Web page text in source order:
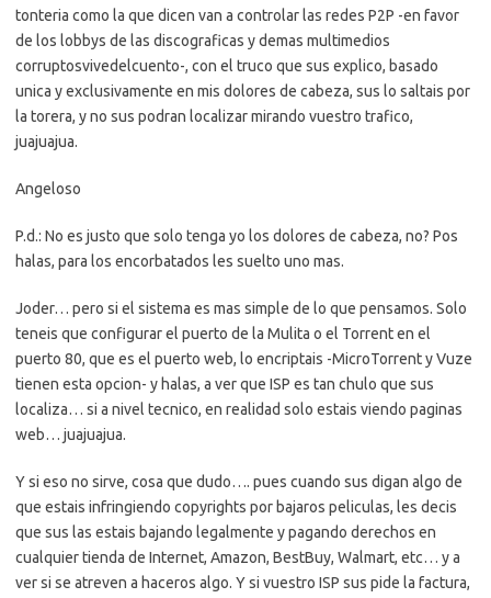
tonteria como la que dicen van a controlar las redes P2P -en favor
de los lobbys de las discograficas y demas multimedios
corruptosvivedelcuento-, con el truco que sus explico, basado
unica y exclusivamente en mis dolores de cabeza, sus lo saltais por
la torera, y no sus podran localizar mirando vuestro trafico,
juajuajua.
Angeloso
P.d.: No es justo que solo tenga yo los dolores de cabeza, no? Pos
halas, para los encorbatados les suelto uno mas.
Joder… pero si el sistema es mas simple de lo que pensamos. Solo
teneis que configurar el puerto de la Mulita o el Torrent en el
puerto 80, que es el puerto web, lo encriptais -MicroTorrent y Vuze
tienen esta opcion- y halas, a ver que ISP es tan chulo que sus
localiza… si a nivel tecnico, en realidad solo estais viendo paginas
web… juajuajua.
Y si eso no sirve, cosa que dudo…. pues cuando sus digan algo de
que estais infringiendo copyrights por bajaros peliculas, les decis
que sus las estais bajando legalmente y pagando derechos en
cualquier tienda de Internet, Amazon, BestBuy, Walmart, etc… y a
ver si se atreven a haceros algo. Y si vuestro ISP sus pide la factura,